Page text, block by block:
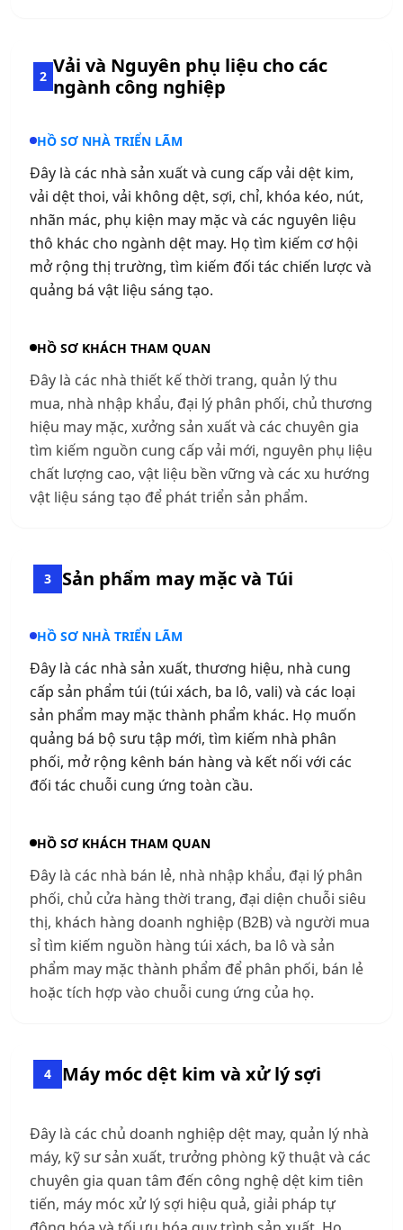
2 Vải và Nguyên phụ liệu cho các
ngành công nghiệp
HỒ SƠ NHÀ TRIỂN LÃM
Đây là các nhà sản xuất và cung cấp vải dệt kim,
vải dệt thoi, vải không dệt, sợi, chỉ, khóa kéo, nút,
nhãn mác, phụ kiện may mặc và các nguyên liệu
thô khác cho ngành dệt may. Họ tìm kiếm cơ hội
mở rộng thị trường, tìm kiếm đối tác chiến lược và
quảng bá vật liệu sáng tạo.
HỒ SƠ KHÁCH THAM QUAN
Đây là các nhà thiết kế thời trang, quản lý thu
mua, nhà nhập khẩu, đại lý phân phối, chủ thương
hiệu may mặc, xưởng sản xuất và các chuyên gia
tìm kiếm nguồn cung cấp vải mới, nguyên phụ liệu
chất lượng cao, vật liệu bền vững và các xu hướng
vật liệu sáng tạo để phát triển sản phẩm.
3 Sản phẩm may mặc và Túi
HỒ SƠ NHÀ TRIỂN LÃM
Đây là các nhà sản xuất, thương hiệu, nhà cung
cấp sản phẩm túi (túi xách, ba lô, vali) và các loại
sản phẩm may mặc thành phẩm khác. Họ muốn
quảng bá bộ sưu tập mới, tìm kiếm nhà phân
phối, mở rộng kênh bán hàng và kết nối với các
đối tác chuỗi cung ứng toàn cầu.
HỒ SƠ KHÁCH THAM QUAN
Đây là các nhà bán lẻ, nhà nhập khẩu, đại lý phân
phối, chủ cửa hàng thời trang, đại diện chuỗi siêu
thị, khách hàng doanh nghiệp (B2B) và người mua
sỉ tìm kiếm nguồn hàng túi xách, ba lô và sản
phẩm may mặc thành phẩm để phân phối, bán lẻ
hoặc tích hợp vào chuỗi cung ứng của họ.
4 Máy móc dệt kim và xử lý sợi
Đây là các chủ doanh nghiệp dệt may, quản lý nhà
máy, kỹ sư sản xuất, trưởng phòng kỹ thuật và các
chuyên gia quan tâm đến công nghệ dệt kim tiên
tiến, máy móc xử lý sợi hiệu quả, giải pháp tự